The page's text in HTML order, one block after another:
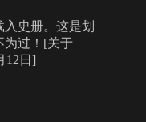
史册。这是划
为过！[关于
12日]